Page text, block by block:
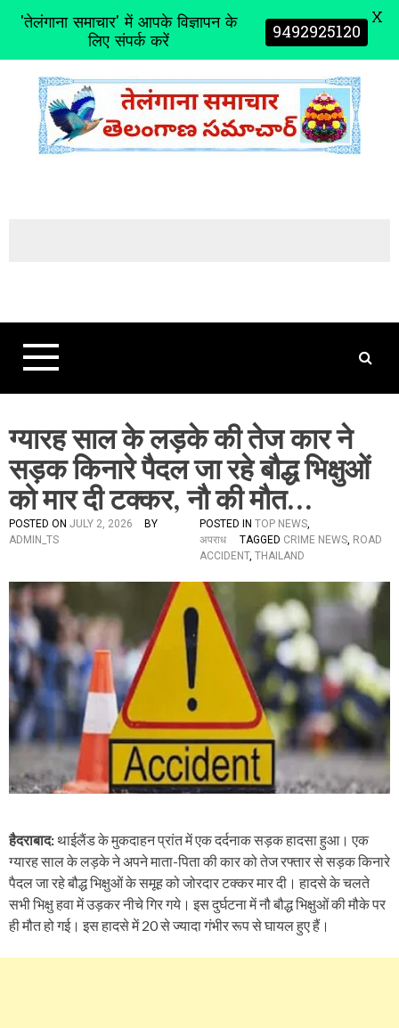
t
ग्यारह साल के लड़के की तेज कार ने
सड़क किनारे पैदल जा रहे बौद्ध भिक्षुओं
को मार दी टक्कर, नौ की मौत…
POSTED ON JULY 2, 2026
BY
ADMIN_TS
POSTED IN TOP NEWS,
अपराध
TAGGED CRIME NEWS, ROAD
ACCIDENT, THAILAND
हैदराबाद: थाईलैंड के मुकदाहन प्रांत में एक दर्दनाक सड़क हादसा हुआ। एक
ग्यारह साल के लड़के ने अपने माता-पिता की कार को तेज रफ्तार से सड़क किनारे
पैदल जा रहे बौद्ध भिक्षुओं के समूह को जोरदार टक्कर मार दी। हादसे के चलते
सभी भिक्षु हवा में उड़कर नीचे गिर गये। इस दुर्घटना में नौ बौद्ध भिक्षुओं की मौके पर
ही मौत हो गई। इस हादसे में 20 से ज्यादा गंभीर रूप से घायल हुए हैं।
'तेलंगाना समाचार' में आपके विज्ञापन के
लिए संपर्क करें 9492925120 X